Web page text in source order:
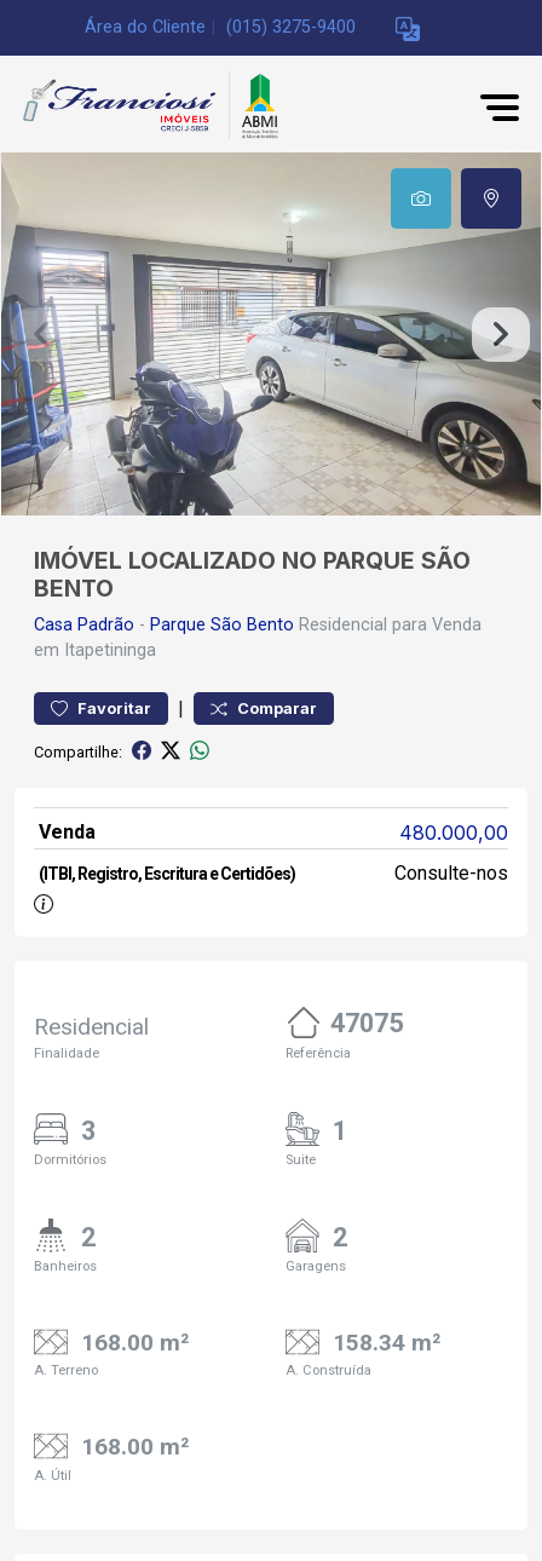
Área do Cliente (015) 3275-9400
IMÓVEL LOCALIZADO NO PARQUE SÃO
BENTO
Casa Padrão - Parque São Bento Residencial para Venda
em Itapetininga
Favoritar | Comparar
Compartilhe:
Venda 480.000,00
(ITBI, Registro, Escritura e Certidões) Consulte-nos
Residencial
Finalidade
47075
Referência
3
Dormitórios
1
Suite
2
Banheiros
2
Garagens
168.00 m²
A. Terreno
158.34 m²
A. Construída
168.00 m²
A. Útil